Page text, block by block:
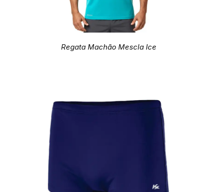
Regata Machão Mescla Ice